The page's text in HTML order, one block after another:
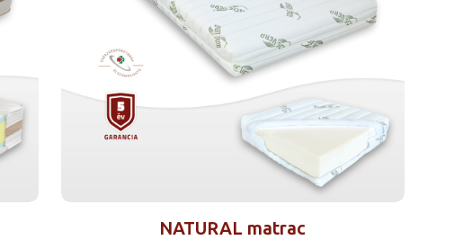
NATURAL matrac